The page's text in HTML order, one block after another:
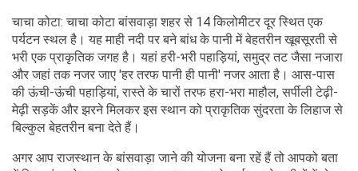
चाचा कोटा: चाचा कोटा बांसवाड़ा शहर से 14 किलोमीटर दूर स्थित एक
पर्यटन स्थल है। यह माही नदी पर बने बांध के पानी में बेहतरीन खूबसूरती से
भरी एक प्राकृतिक जगह है। यहां हरी-भरी पहाड़ियां, समुद्र तट जैसा नजारा
और जहां तक नजर जाए 'हर तरफ पानी ही पानी' नजर आता है। आस-पास
की ऊंची-ऊंची पहाड़ियां, रास्ते के चारों तरफ हरा-भरा माहौल, सर्पीली टेढ़ी-
मेढ़ी सड़कें और झरने मिलकर इस स्थान को प्राकृतिक सुंदरता के लिहाज से
बिल्कुल बेहतरीन बना देते हैं।
अगर आप राजस्थान के बांसवाड़ा जाने की योजना बना रहें हैं तो आपको बता